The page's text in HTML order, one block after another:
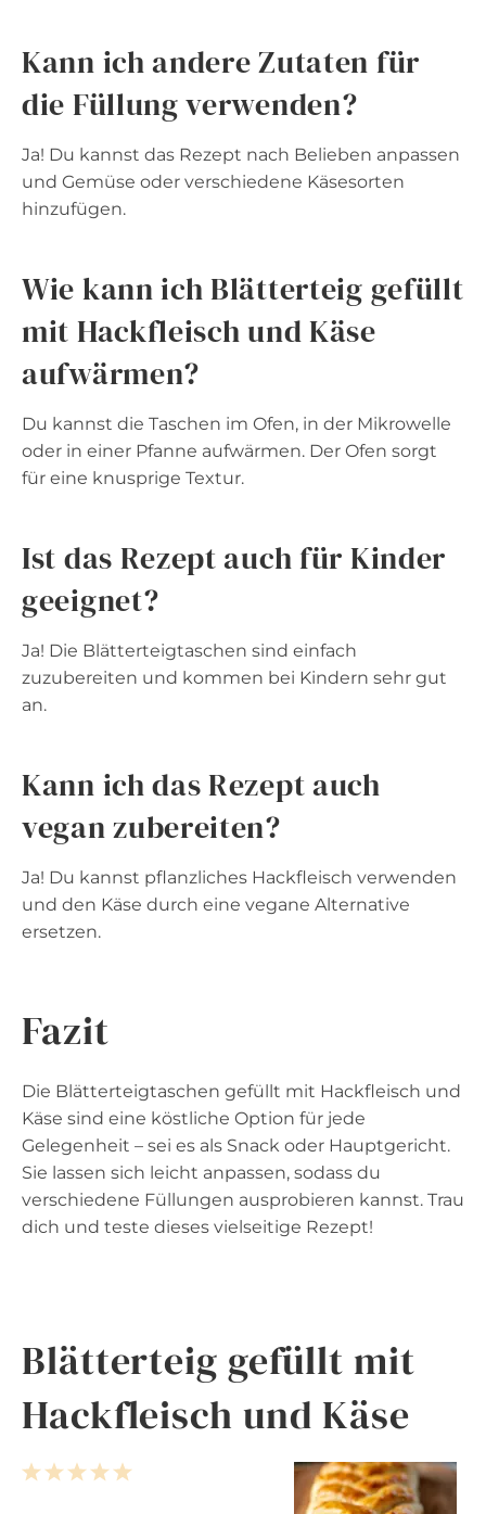
Kann ich andere Zutaten für
die Füllung verwenden?
Ja! Du kannst das Rezept nach Belieben anpassen
und Gemüse oder verschiedene Käsesorten
hinzufügen.
Wie kann ich Blätterteig gefüllt
mit Hackfleisch und Käse
aufwärmen?
Du kannst die Taschen im Ofen, in der Mikrowelle
oder in einer Pfanne aufwärmen. Der Ofen sorgt
für eine knusprige Textur.
Ist das Rezept auch für Kinder
geeignet?
Ja! Die Blätterteigtaschen sind einfach
zuzubereiten und kommen bei Kindern sehr gut
an.
Kann ich das Rezept auch
vegan zubereiten?
Ja! Du kannst pflanzliches Hackfleisch verwenden
und den Käse durch eine vegane Alternative
ersetzen.
Fazit
Die Blätterteigtaschen gefüllt mit Hackfleisch und
Käse sind eine köstliche Option für jede
Gelegenheit – sei es als Snack oder Hauptgericht.
Sie lassen sich leicht anpassen, sodass du
verschiedene Füllungen ausprobieren kannst. Trau
dich und teste dieses vielseitige Rezept!
Blätterteig gefüllt mit
Hackfleisch und Käse
5
4
3
2
1